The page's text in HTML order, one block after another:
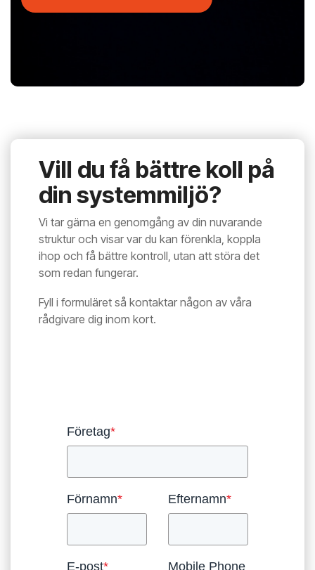
Vill du få bättre koll på
din system­miljö?
Vi tar gärna en genomgång av din nuvarande
struktur och visar var du kan förenkla, koppla
ihop och få bättre kontroll, utan att störa det
som redan fungerar.
Fyll i formuläret så kontaktar någon av våra
rådgivare dig inom kort.
Företag*
Förnamn* Efternamn*
E-post* Mobile Phone